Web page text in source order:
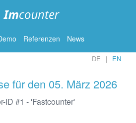
Referenzen News
DE EN
für den 05. März 2026
ID #1 - 'Fastcounter'